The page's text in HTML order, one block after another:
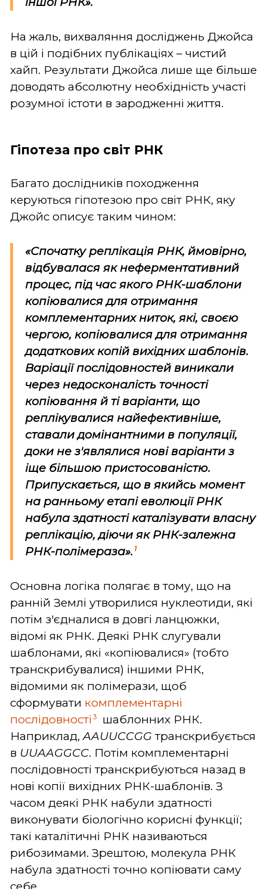
На жаль, вихваляння досліджень Джойса
в цій і подібних публікаціях – чистий
хайп. Результати Джойса лише ще більше
доводять абсолютну необхідність участі
розумної істоти в зародженні життя.
Гіпотеза про світ РНК
Багато дослідників походження
керуються гіпотезою про світ РНК, яку
Джойс описує таким чином:
«Спочатку реплікація РНК, ймовірно,
відбувалася як неферментативний
процес, під час якого РНК-шаблони
копіювалися для отримання
комплементарних ниток, які, своєю
чергою, копіювалися для отримання
додаткових копій вихідних шаблонів.
Варіації послідовностей виникали
через недосконалість точності
копіювання й ті варіанти, що
реплікувалися найефективніше,
ставали домінантними в популяції,
доки не з'являлися нові варіанти з
іще більшою пристосованістю.
Припускається, що в якийсь момент
на ранньому етапі еволюції РНК
набула здатності каталізувати власну
реплікацію, діючи як РНК-залежна
РНК-полімераза». 1
Основна логіка полягає в тому, що на
ранній Землі утворилися нуклеотиди, які
потім з'єдналися в довгі ланцюжки,
відомі як РНК. Деякі РНК слугували
шаблонами, які «копіювалися» (тобто
транскрибувалися) іншими РНК,
відомими як полімерази, щоб
сформувати комплементарні
послідовності 3
шаблонних РНК.
Наприклад,AAUUCCGG транскрибується
в UUAAGGCC. Потім комплементарні
послідовності транскрибуються назад в
нові копії вихідних РНК-шаблонів. З
часом деякі РНК набули здатності
виконувати біологічно корисні функції;
такі каталітичні РНК називаються
рибозимами. Зрештою, молекула РНК
набула здатності точно копіювати саму